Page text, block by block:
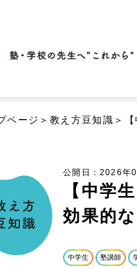
ページ ＞ 教え方豆知識 ＞
公開日：2026
【中学
効果的
中学生 塾講師